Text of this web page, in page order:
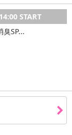
べます。
により異なります
START
SP...